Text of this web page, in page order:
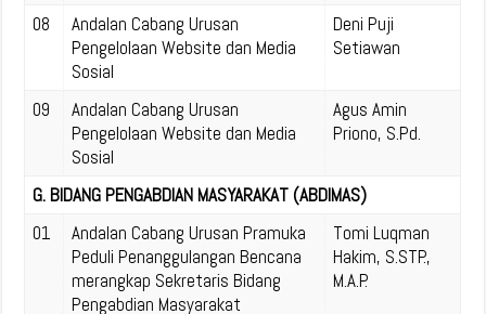
08
Andalan Cabang Urusan
Pengelolaan Website dan Media
Sosial
Deni Puji
Setiawan
09
Andalan Cabang Urusan
Pengelolaan Website dan Media
Sosial
Agus Amin
Priono, S.Pd.
G. BIDANG PENGABDIAN MASYARAKAT (ABDIMAS)
01
Andalan Cabang Urusan Pramuka
Peduli Penanggulangan Bencana
merangkap Sekretaris Bidang
Pengabdian Masyarakat
Tomi Luqman
Hakim, S.STP.,
M.A.P.